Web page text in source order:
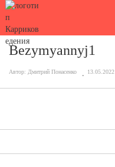
Bezymyannyj1
Автор: Дмитрий Понасенко 13.05.2022